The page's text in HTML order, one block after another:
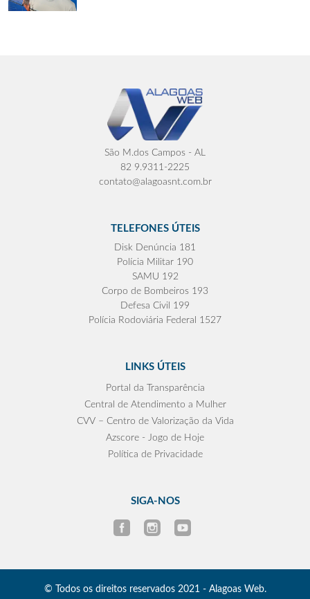
São M.dos Campos - AL
82 9.9311-2225
contato@alagoasnt.com.br
TELEFONES ÚTEIS
Disk Denúncia 181
Polícia Militar 190
SAMU 192
Corpo de Bombeiros 193
Defesa Civil 199
Polícia Rodoviária Federal 1527
LINKS ÚTEIS
Portal da Transparência
Central de Atendimento a Mulher
CVV – Centro de Valorização da Vida
Azscore - Jogo de Hoje
Política de Privacidade
SIGA-NOS
© Todos os direitos reservados 2021 - Alagoas Web.